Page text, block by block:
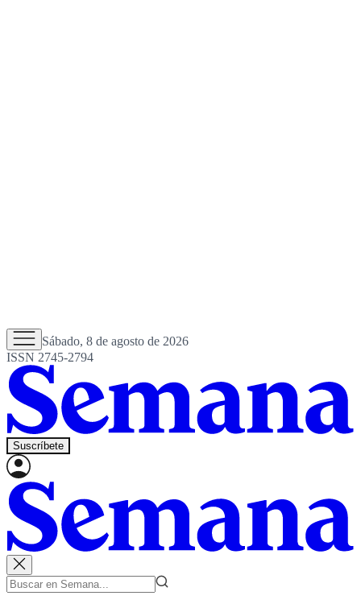
Sábado, 8 de agosto de 2026
ISSN 2745-2794
Suscríbete